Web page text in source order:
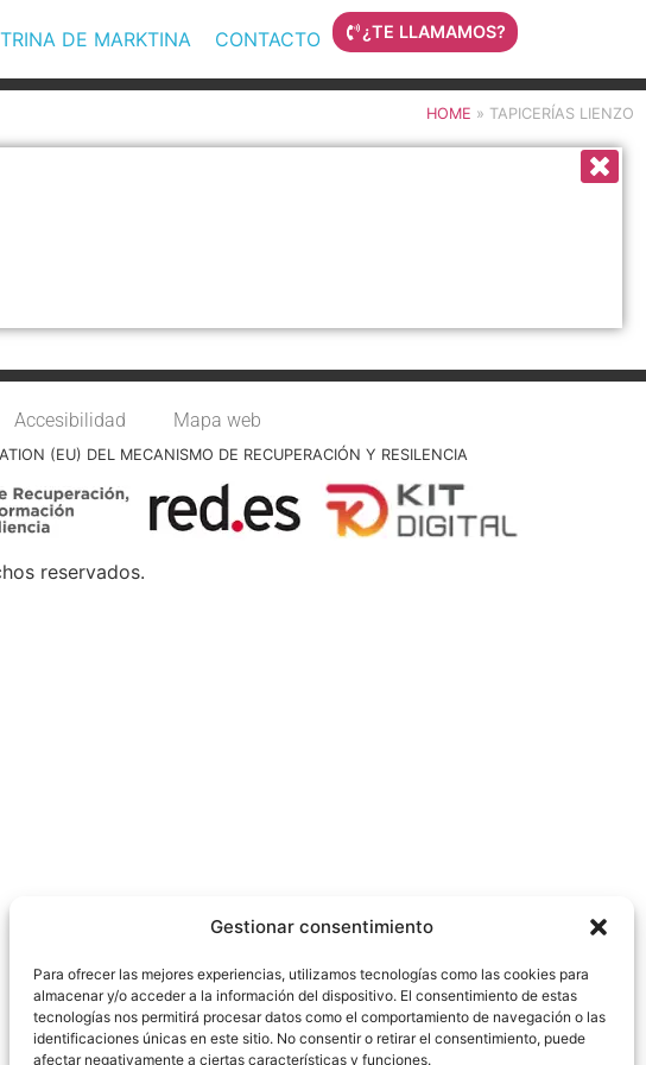
Gestionar consentimiento
Para ofrecer las mejores experiencias, utilizamos tecnologías como las cookies para
almacenar y/o acceder a la información del dispositivo. El consentimiento de estas
tecnologías nos permitirá procesar datos como el comportamiento de navegación o las
identificaciones únicas en este sitio. No consentir o retirar el consentimiento, puede
afectar negativamente a ciertas características y funciones.
DE MARKTINA CONTACTO ¿TE LLAMAMOS?
HOME » TAPICERÍAS LIENZO
Accesibilidad Mapa web
(EU) DEL MECANISMO DE RECUPERACIÓN Y RESILENCIA
reservados.